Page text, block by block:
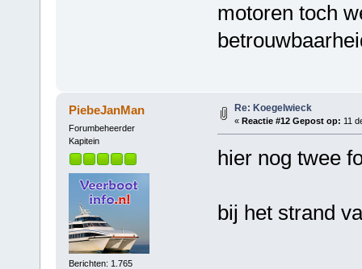
motoren toch
PiebeJanMan
Forumbeheerder
Kapitein
Berichten: 1.765
Re: Koegelwieck
« Reactie #12 Gepost op: 11
hier nog twee
bij het strand